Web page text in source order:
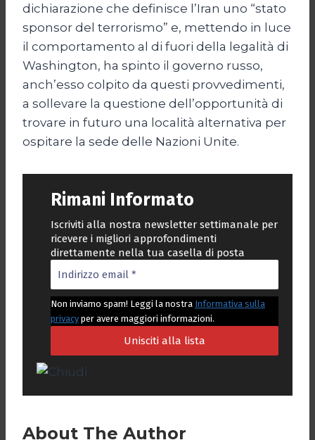
dichiarazione che definisce l’Iran uno “stato
sponsor del terrorismo” e, mettendo in luce
il comportamento al di fuori della legalità di
Washington, ha spinto il governo russo,
anch’esso colpito da questi provvedimenti,
a sollevare la questione dell’opportunità di
trovare in futuro una località alternativa per
ospitare la sede delle Nazioni Unite.
Rimani Informato
Iscriviti alla nostra newsletter settimanale per
ricevere i migliori approfondimenti
direttamente nella tua casella di posta
Non inviamo spam! Leggi la nostra Informativa sulla
privacy per avere maggiori informazioni.
About The Author